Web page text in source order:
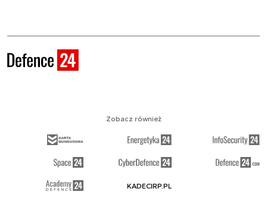
Zobacz również
KADECIRP.PL